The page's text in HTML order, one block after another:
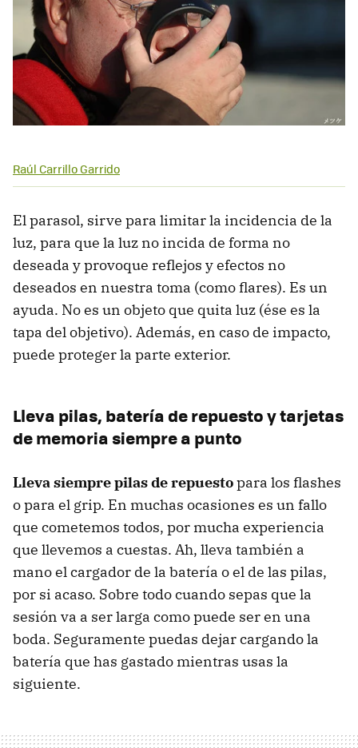
Raúl Carrillo Garrido
El parasol, sirve para limitar la incidencia de la
luz, para que la luz no incida de forma no
deseada y provoque reflejos y efectos no
deseados en nuestra toma (como flares). Es un
ayuda. No es un objeto que quita luz (ése es la
tapa del objetivo). Además, en caso de impacto,
puede proteger la parte exterior.
Lleva pilas, batería de repuesto y tarjetas
de memoria siempre a punto
Lleva siempre pilas de repuestopara los flashes
o para el grip. En muchas ocasiones es un fallo
que cometemos todos, por mucha experiencia
que llevemos a cuestas. Ah, lleva también a
mano el cargador de la batería o el de las pilas,
por si acaso. Sobre todo cuando sepas que la
sesión va a ser larga como puede ser en una
boda. Seguramente puedas dejar cargando la
batería que has gastado mientras usas la
siguiente.